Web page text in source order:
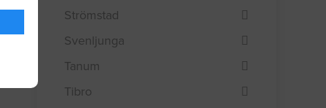
Strömstad
Svenljunga
Tanum
Tibro